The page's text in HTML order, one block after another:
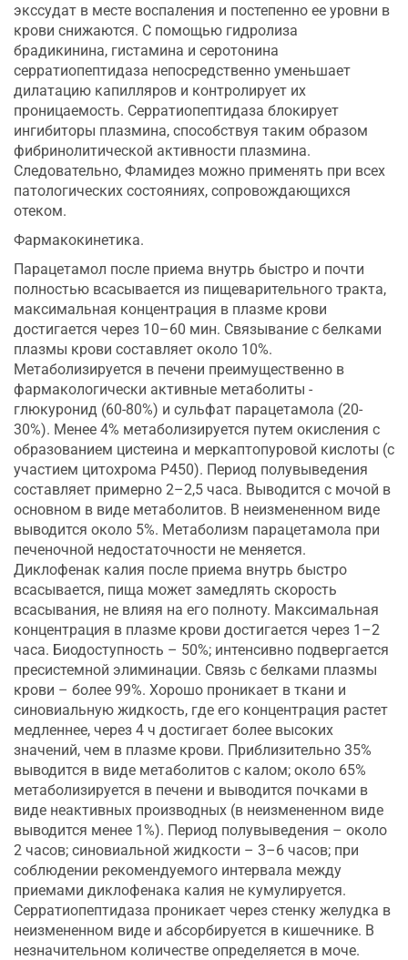
экссудат в месте воспаления и постепенно ее уровни в
крови снижаются. С помощью гидролиза
брадикинина, гистамина и серотонина
серратиопептидаза непосредственно уменьшает
дилатацию капилляров и контролирует их
проницаемость. Серратиопептидаза блокирует
ингибиторы плазмина, способствуя таким образом
фибринолитической активности плазмина.
Следовательно, Фламидез можно применять при всех
патологических состояниях, сопровождающихся
отеком.
Фармакокинетика.
Парацетамол после приема внутрь быстро и почти
полностью всасывается из пищеварительного тракта,
максимальная концентрация в плазме крови
достигается через 10–60 мин. Связывание с белками
плазмы крови составляет около 10%.
Метаболизируется в печени преимущественно в
фармакологически активные метаболиты -
глюкуронид (60-80%) и сульфат парацетамола (20-
30%). Менее 4% метаболизируется путем окисления с
образованием цистеина и меркаптопуровой кислоты (с
участием цитохрома Р450). Период полувыведения
составляет примерно 2–2,5 часа. Выводится с мочой в
основном в виде метаболитов. В неизмененном виде
выводится около 5%. Метаболизм парацетамола при
печеночной недостаточности не меняется.
Диклофенак калия после приема внутрь быстро
всасывается, пища может замедлять скорость
всасывания, не влияя на его полноту. Максимальная
концентрация в плазме крови достигается через 1–2
часа. Биодоступность – 50%; интенсивно подвергается
пресистемной элиминации. Связь с белками плазмы
крови – более 99%. Хорошо проникает в ткани и
синовиальную жидкость, где его концентрация растет
медленнее, через 4 ч достигает более высоких
значений, чем в плазме крови. Приблизительно 35%
выводится в виде метаболитов с калом; около 65%
метаболизируется в печени и выводится почками в
виде неактивных производных (в неизмененном виде
выводится менее 1%). Период полувыведения – около
2 часов; синовиальной жидкости – 3–6 часов; при
соблюдении рекомендуемого интервала между
приемами диклофенака калия не кумулируется.
Серратиопептидаза проникает через стенку желудка в
неизмененном виде и абсорбируется в кишечнике. В
незначительном количестве определяется в моче.